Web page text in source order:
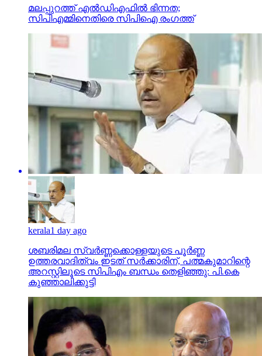
മലപ്പുറത്ത് എല്‍ഡിഎഫില്‍ ഭിന്നത;
സിപിഎമ്മിനെതിരെ സിപിഐ രംഗത്ത്
kerala1 day ago
ശബരിമല സ്വര്‍ണ്ണക്കൊള്ളയുടെ പൂര്‍ണ്ണ
ഉത്തരവാദിത്വം ഇടത് സര്‍ക്കാരിന്, പത്മകുമാറിന്റെ
അറസ്റ്റിലൂടെ സിപിഎം ബന്ധം തെളിഞ്ഞു: പി.കെ
കുഞ്ഞാലിക്കുട്ടി